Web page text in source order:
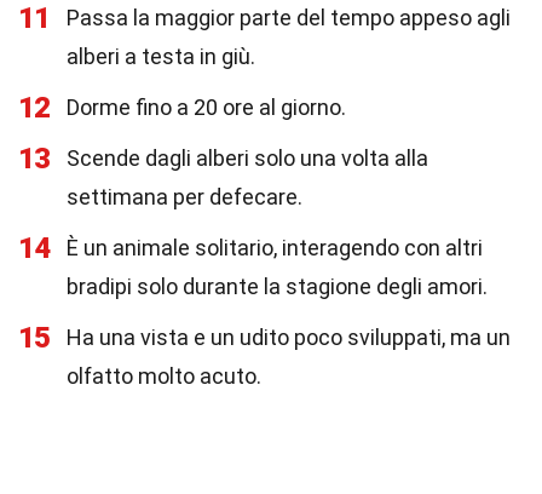
11
Passa la maggior parte del tempo appeso agli
alberi a testa in giù.
12 Dorme fino a 20 ore al giorno.
13
Scende dagli alberi solo una volta alla
settimana per defecare.
14
È un animale solitario, interagendo con altri
bradipi solo durante la stagione degli amori.
15
Ha una vista e un udito poco sviluppati, ma un
olfatto molto acuto.